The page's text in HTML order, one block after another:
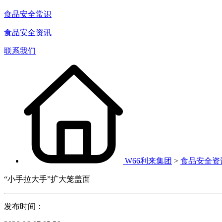
食品安全常识
食品安全资讯
联系我们
W66利来集团 > 食品安全资
“小手拉大手”扩大笼盖面
发布时间：